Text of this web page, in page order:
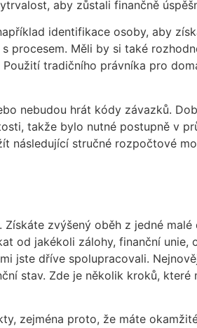
aby zůstali finančně
identifikace osoby, aby
procesem. Měli by si také
tradičního právníka pro
nebudou hrát kódy závazků.
takže bylo nutné postupně v
následující stručné rozpočtové
zvýšený oběh z jedné
od jakékoli zálohy, finanční unie,
jste dříve spolupracovali.
stav. Zde je několik kroků,
zejména proto, že máte